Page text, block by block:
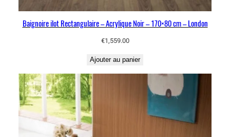
Baignoire ilot Rectangulaire – Acrylique Noir – 170×80 cm – London
€1,559.00
Ajouter au panier